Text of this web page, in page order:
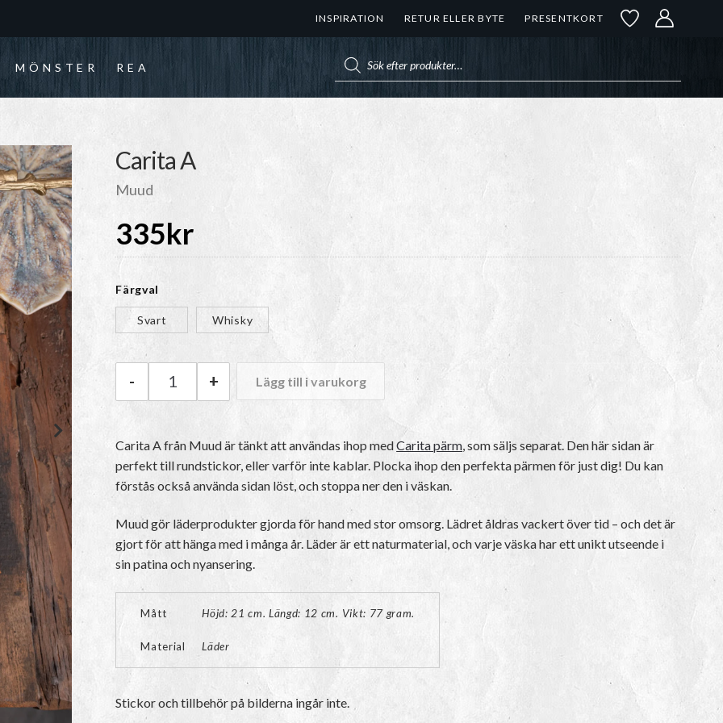
INSPIRATION RETUR ELLER BYTE PRESENTKORT
MÖNSTER REA
Carita A
Muud
335kr
Färgval
Svart Whisky
Muud Carita A mängd
- + Lägg till i varukorg
Carita A från Muud är tänkt att användas ihop medCarita pärm , som säljs separat. Den här sidan är
perfekt till rundstickor, eller varför inte kablar. Plocka ihop den perfekta pärmen för just dig! Du kan
förstås också använda sidan löst, och stoppa ner den i väskan.
Muud gör läderprodukter gjorda för hand med stor omsorg. Lädret åldras vackert över tid – och det är
gjort för att hänga med i många år. Läder är ett naturmaterial, och varje väska har ett unikt utseende i
sin patina och nyansering.
Mått Höjd: 21 cm. Längd: 12 cm. Vikt: 77 gram.
Material Läder
Stickor och tillbehör på bilderna ingår inte.